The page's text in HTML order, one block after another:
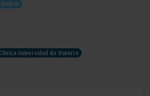
Universidad de Navarra